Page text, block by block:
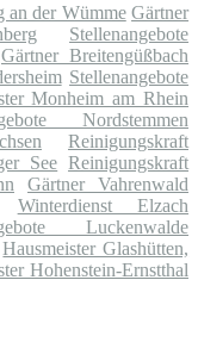
an der Wümme Gärtner
Stellenangebote
Gärtner Breitengüßbach
Stellenangebote
Monheim am Rhein
Nordstemmen
Reinigungskraft
See Reinigungskraft
Gärtner Vahrenwald
Winterdienst Elzach
Luckenwalde
Hausmeister Glashütten,
Hohenstein-Ernstthal